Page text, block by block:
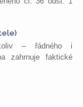
– řádného i
zahrnuje faktické